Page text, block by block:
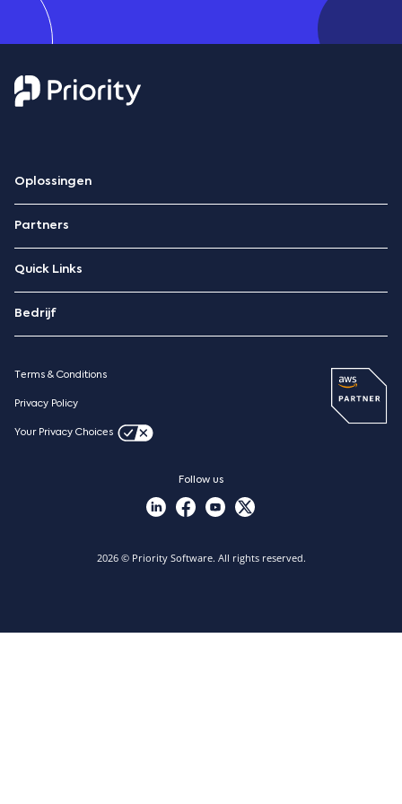
Oplossingen
ERP
Partners
Technologiepartners
Priority Market
Quick Links
‪Contacteer Ons
Bedrijf
Over ons
Pricing
Case studies
Nieuws
Terms & Conditions
Privacy Policy
Your Privacy Choices
Follow us
2026 © Priority Software. All rights reserved.